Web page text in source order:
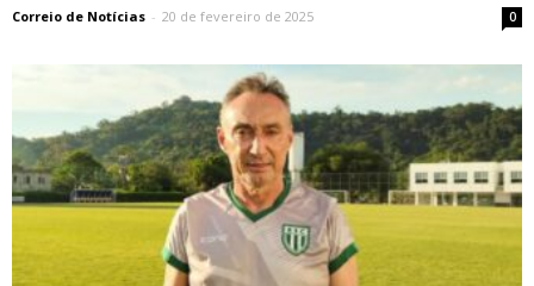
Correio de Notícias - 20 de fevereiro de 2025 0